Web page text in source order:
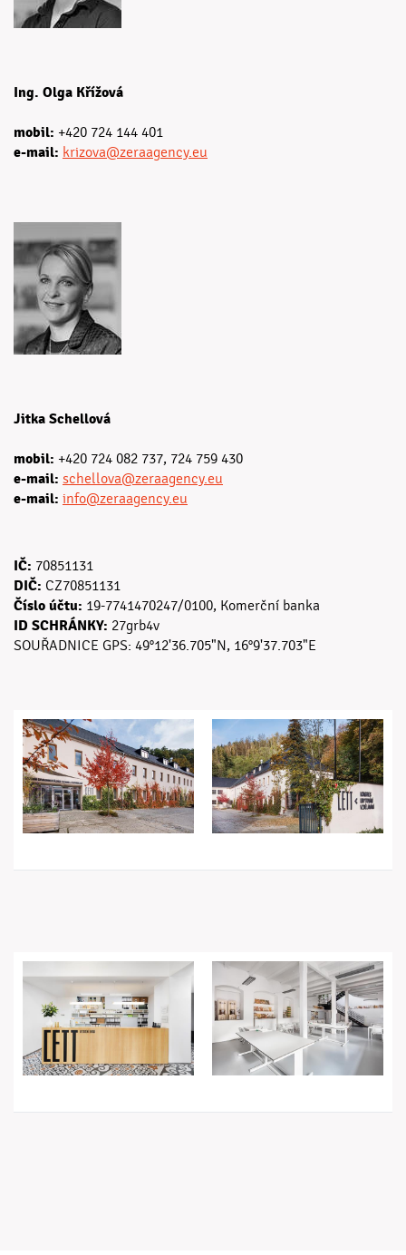
Ing. Olga Křížová
mobil: +420 724 144 401
e-mail: krizova@zeraagency.eu
Jitka Schellová
mobil: +420 724 082 737, 724 759 430
e-mail: schellova@zeraagency.eu
e-mail: info@zeraagency.eu
IČ: 70851131
DIČ: CZ70851131
Číslo účtu: 19-7741470247/0100, Komerční banka
ID SCHRÁNKY: 27grb4v
SOUŘADNICE GPS: 49°12'36.705"N, 16°9'37.703"E